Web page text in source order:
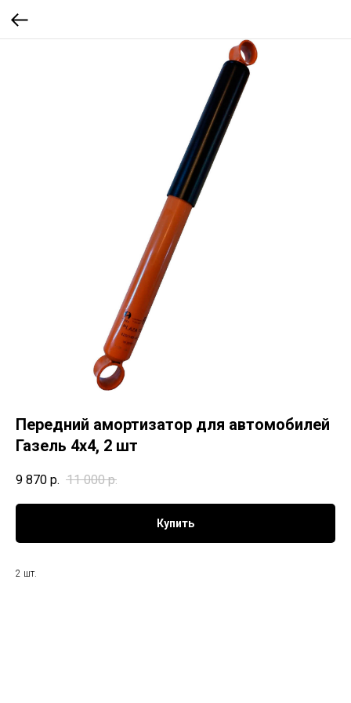
Передний амортизатор для автомобилей
Газель 4х4, 2 шт
9 870 р. 11 000 р.
Купить
2 шт.